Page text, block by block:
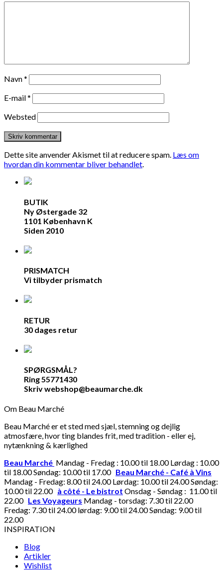
Navn*
E-mail*
Websted
Dette site anvender Akismet til at reducere spam. Læs om
hvordan din kommentar bliver behandlet.
BUTIK
Ny Østergade 32
1101 København K
Siden 2010
PRISMATCH
Vi tilbyder prismatch
RETUR
30 dages retur
SPØRGSMÅL?
Ring 55771430
Skriv webshop@beaumarche.dk
Om Beau Marché
Beau Marché er et sted med sjæl, stemning og dejlig
atmosfære, hvor ting blandes frit, med tradition - eller ej,
nytænkning & kærlighed
Beau Marché Mandag - Fredag : 10.00 til 18.00 Lørdag : 10.00
til 18.00 Søndag: 10.00 til 17.00 Beau Marché - Café à Vins
Mandag - Fredag: 8.00 til 24.00 Lørdag: 10.00 til 24.00 Søndag:
10.00 til 22.00 à côté - Le bistrot Onsdag - Søndag : 11.00 til
22.00 Les Voyageurs Mandag - torsdag: 7.30 til 22.00
Fredag: 7.30 til 24.00 lørdag: 9.00 til 24.00 Søndag: 9.00 til
22.00
INSPIRATION
Blog
Artikler
Wishlist